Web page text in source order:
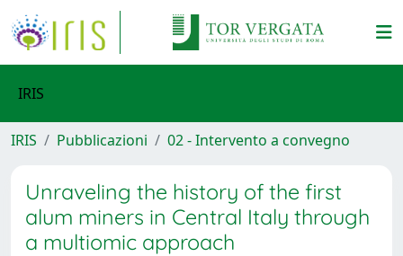
IRIS
IRIS Pubblicazioni 02 - Intervento a convegno
Unraveling the history of the first
alum miners in Central Italy through
a multiomic approach